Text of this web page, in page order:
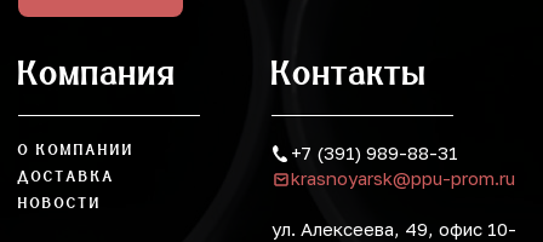
Компания
О КОМПАНИИ
ДОСТАВКА
НОВОСТИ
Контакты
+7 (391) 989-88-31
krasnoyarsk@ppu-prom.ru
ул. Алексеева, 49, офис 10-